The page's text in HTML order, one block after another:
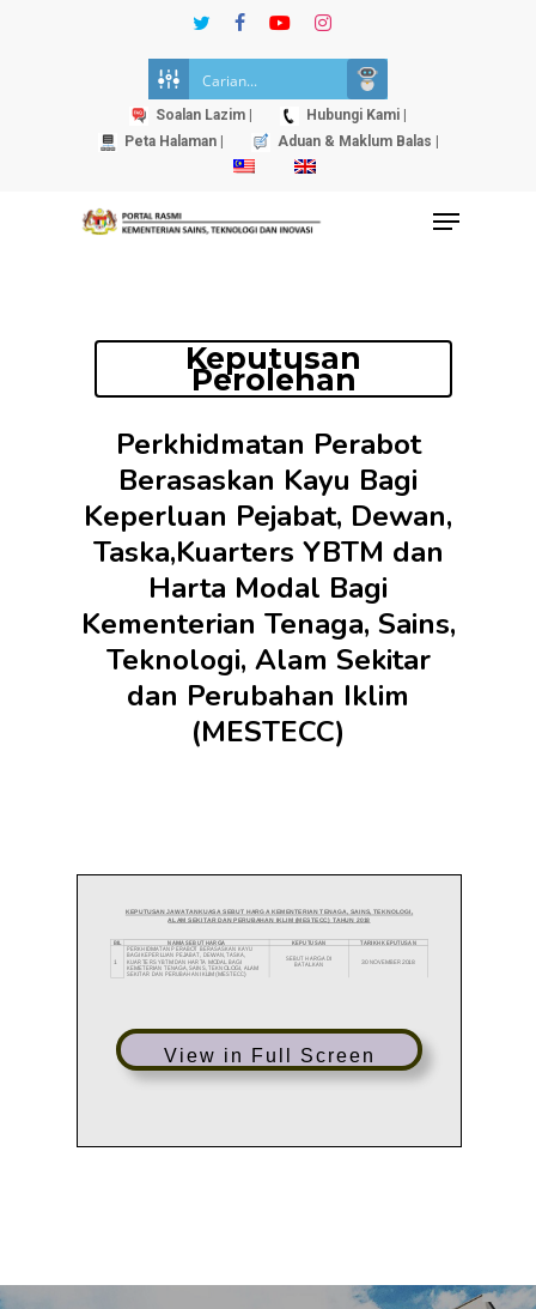
twitterfacebookyoutubeinstagram
Soalan Lazim |
Hubungi Kami |
Peta Halaman |
Aduan & Maklum Balas |
Menu
Keputusan
Perolehan
Perkhidmatan Perabot
Berasaskan Kayu Bagi
Keperluan Pejabat, Dewan,
Taska,Kuarters YBTM dan
Harta Modal Bagi
Kementerian Tenaga, Sains,
Teknologi, Alam Sekitar
dan Perubahan Iklim
(MESTECC)
View in Full Screen